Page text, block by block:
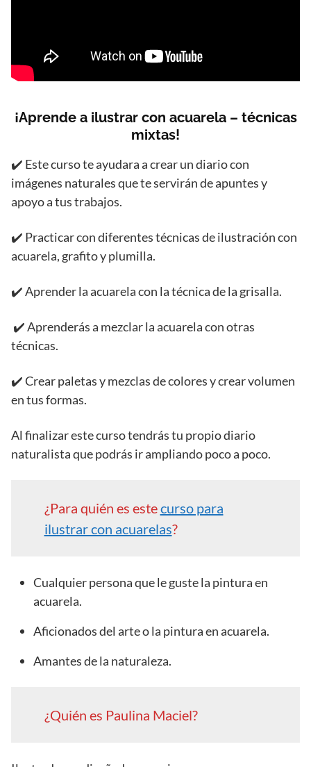
¡Aprende ailustrar con acuarela– técnicas
mixtas!
✔️ Este curso te ayudara a crear un diario con
imágenes naturales que te servirán de apuntes y
apoyo a tus trabajos.
✔️ Practicar con diferentes técnicas de ilustración con
acuarela, grafito y plumilla.
✔️ Aprender la acuarela con la técnica de la grisalla.
✔️ Aprenderás a mezclar la acuarela con otras
técnicas.
✔️ Crear paletas y mezclas de colores y crear volumen
en tus formas.
Al finalizar este curso tendrás tu propio diario
naturalista que podrás ir ampliando poco a poco.
¿Para quién es estecurso para
ilustrar con acuarelas?
Cualquier persona que le guste la pintura en
acuarela.
Aficionados del arte o la pintura en acuarela.
Amantes de la naturaleza.
¿Quién es Paulina Maciel?